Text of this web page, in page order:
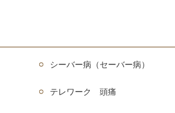
シーバー病（セーバー病）
テレワーク 頭痛